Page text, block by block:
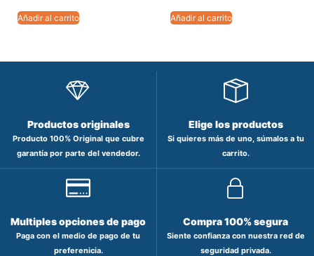
Añadir al carrito Añadir al carrito
Productos originales
Producto 100% Original que cubre
garantía por parte del vendedor.
Elige los productos
Si quieres más de uno, súmalos a tu
carrito.
Multiples opciones de pago
Paga con el medio de pago de tu
preferenicia.
Compra 100% segura
Siente confianza con nuestra red de
seguridad privada.